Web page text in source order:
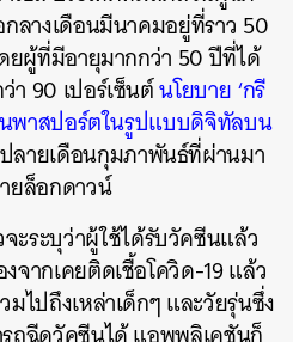
ลางเดือนมีนาคมอยู่ที่ราว 50
ยผู้ที่มีอายุมากกว่า 50 ปีที่ได้
90 เปอร์เซ็นต์นโยบาย ‘กรี
พาสปอร์ตในรูปแบบดิจิทัลบน
ลายเดือนกุมภาพันธ์ที่ผ่านมา
ยล็อกดาวน์
ะระบุว่าผู้ใช้ได้รับวัคซีนแล้ว
ากเคยติดเชื้อโควิด-19 แล้ว
ไปถึงเหล่าเด็กๆ และวัยรุ่นซึ่ง